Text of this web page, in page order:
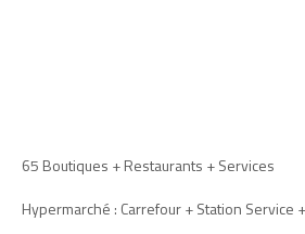
65 Boutiques + Restaurants + Services
Hypermarché : Carrefour + Station Service